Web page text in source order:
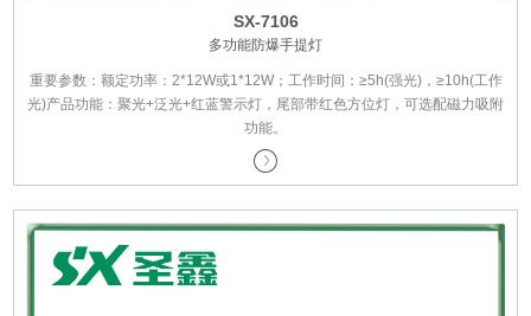
SX-7106
多功能防爆手提灯
重要参数：额定功率：2*12W或1*12W；工作时间：≥5h(强光)，≥10h(工作
光)产品功能：聚光+泛光+红蓝警示灯，尾部带红色方位灯，可选配磁力吸附
功能。